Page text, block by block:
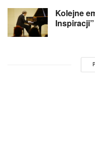
Kolejne
Inspiracji”